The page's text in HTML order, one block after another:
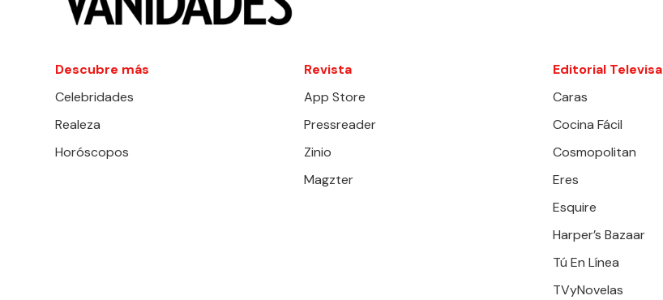
Descubre más
Celebridades
Realeza
Horóscopos
Revista
App Store
Pressreader
Zinio
Magzter
Editorial Televisa
Caras
Cocina Fácil
Cosmopolitan
Eres
Esquire
Harper’s Bazaar
Tú En Línea
TVyNovelas